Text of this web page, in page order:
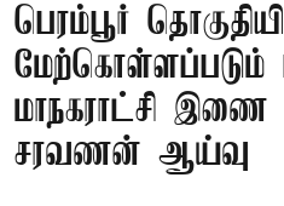
பெரம்பூர்
மாநகராட்சி
சரவணன் ஆய்வு